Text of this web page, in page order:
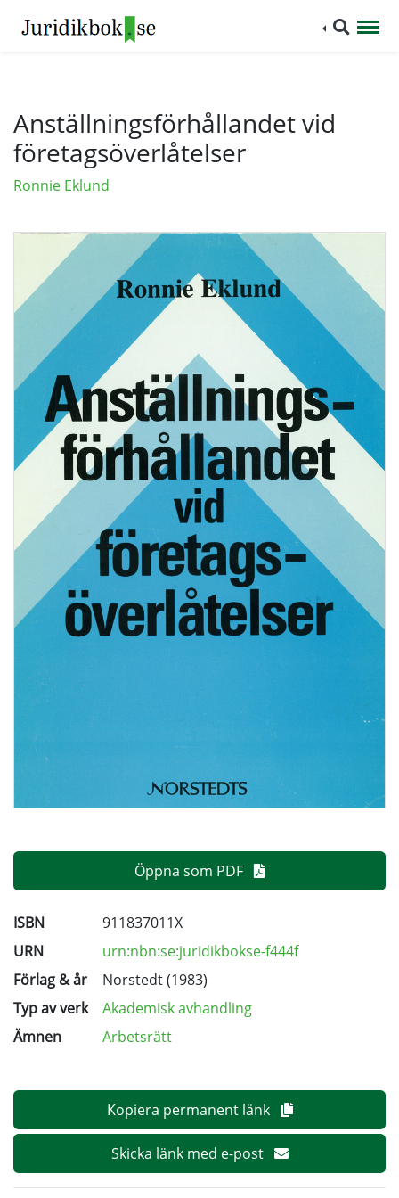
Anställningsförhållandet vid
företagsöverlåtelser
Ronnie Eklund
Öppna som PDF
ISBN
911837011X
URN
urn:nbn:se:juridikbokse-f444f
Förlag & år
Norstedt (1983)
Typ av verk
Akademisk avhandling
Ämnen
Arbetsrätt
Kopiera permanent länk
Skicka länk med e-post